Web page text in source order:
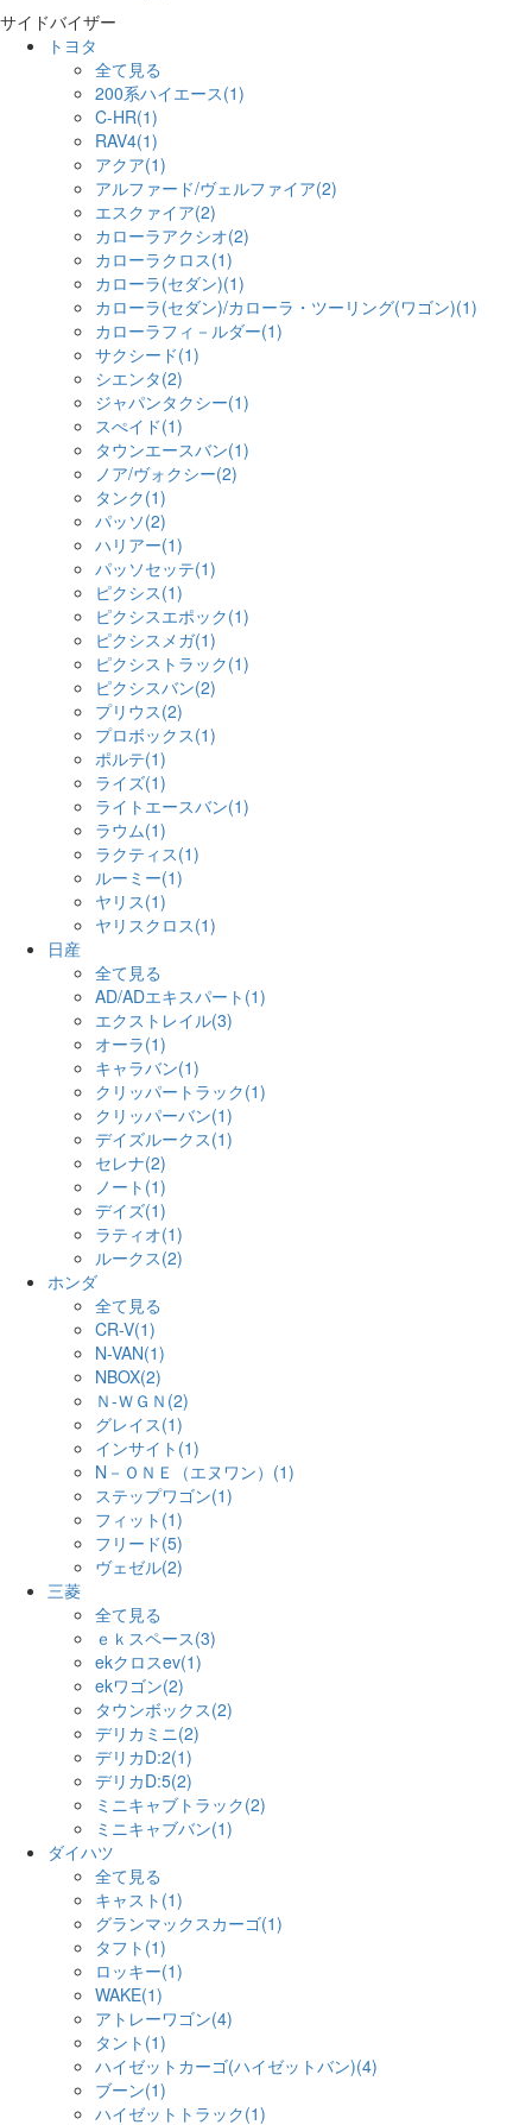
サイドバイザー
トヨタ
全て見る
200系ハイエース(1)
C-HR(1)
RAV4(1)
アクア(1)
アルファード/ヴェルファイア(2)
エスクァイア(2)
カローラアクシオ(2)
カローラクロス(1)
カローラ(セダン)(1)
カローラ(セダン)/カローラ・ツーリング(ワゴン)(1)
カローラフィ－ルダー(1)
サクシード(1)
シエンタ(2)
ジャパンタクシー(1)
スぺイド(1)
タウンエースバン(1)
ノア/ヴォクシー(2)
タンク(1)
パッソ(2)
ハリアー(1)
パッソセッテ(1)
ピクシス(1)
ピクシスエポック(1)
ピクシスメガ(1)
ピクシストラック(1)
ピクシスバン(2)
プリウス(2)
プロボックス(1)
ポルテ(1)
ライズ(1)
ライトエースバン(1)
ラウム(1)
ラクティス(1)
ルーミー(1)
ヤリス(1)
ヤリスクロス(1)
日産
全て見る
AD/ADエキスパート(1)
エクストレイル(3)
オーラ(1)
キャラバン(1)
クリッパートラック(1)
クリッパーバン(1)
デイズルークス(1)
セレナ(2)
ノート(1)
デイズ(1)
ラティオ(1)
ルークス(2)
ホンダ
全て見る
CR-V(1)
N-VAN(1)
NBOX(2)
Ｎ-ＷＧＮ(2)
グレイス(1)
インサイト(1)
N－ＯＮＥ（エヌワン）(1)
ステップワゴン(1)
フィット(1)
フリード(5)
ヴェゼル(2)
三菱
全て見る
ｅｋスペース(3)
ekクロスev(1)
ekワゴン(2)
タウンボックス(2)
デリカミニ(2)
デリカD:2(1)
デリカD:5(2)
ミニキャブトラック(2)
ミニキャブバン(1)
ダイハツ
全て見る
キャスト(1)
グランマックスカーゴ(1)
タフト(1)
ロッキー(1)
WAKE(1)
アトレーワゴン(4)
タント(1)
ハイゼットカーゴ(ハイゼットバン)(4)
ブーン(1)
ハイゼットトラック(1)